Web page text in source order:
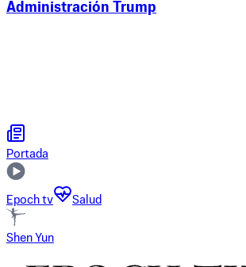
Administración Trump
Portada
Epoch tv Salud
Shen Yun